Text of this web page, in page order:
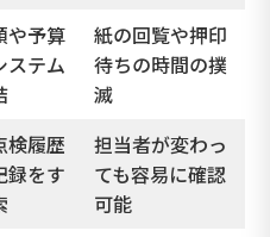
や予算
ステム
紙の回覧や押印
待ちの時間の撲
滅
検履歴
録をす
担当者が変わっ
ても容易に確認
可能